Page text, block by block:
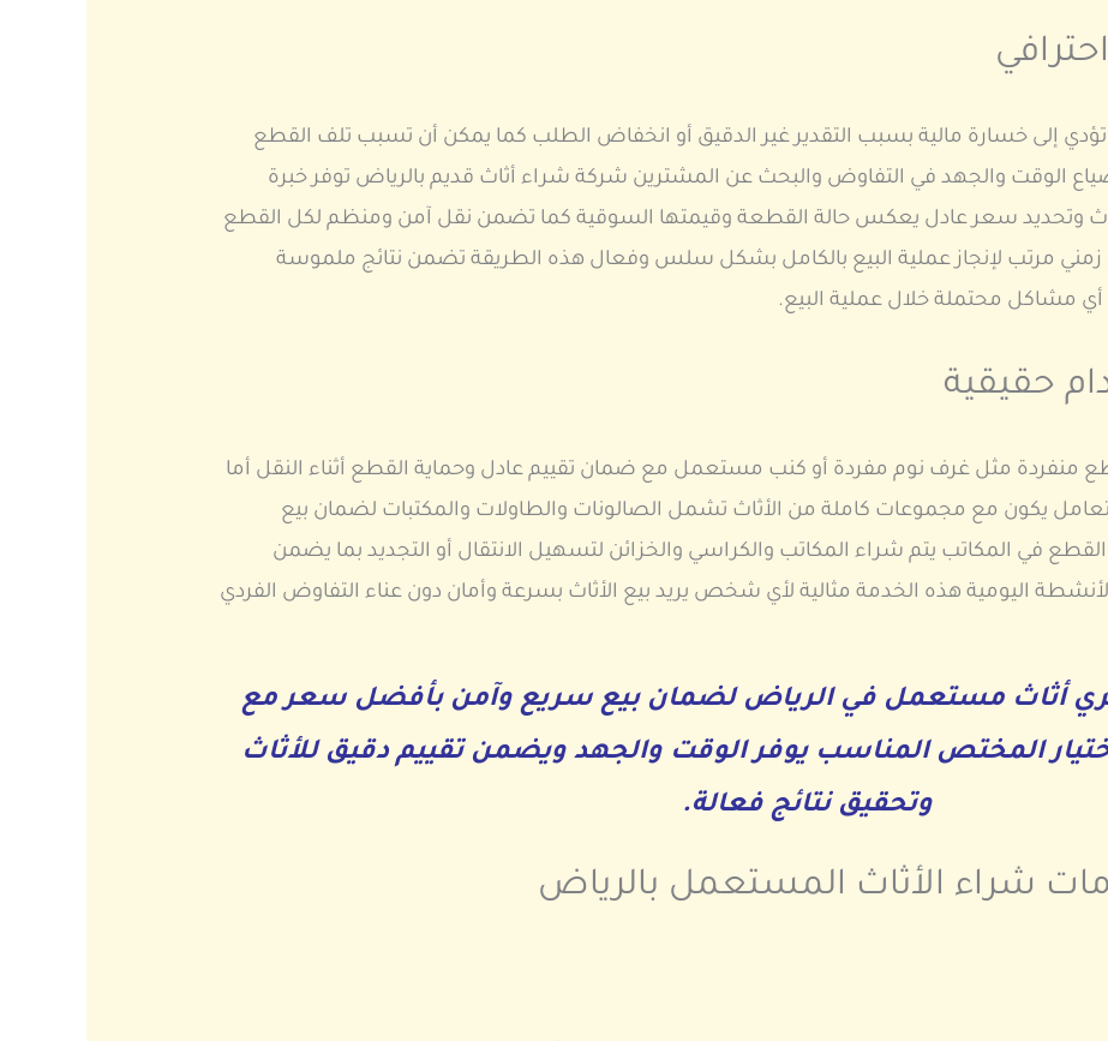
ما تؤدي إلى خسارة مالية بسبب التقدير غير الدقيق أو انخفاض الطلب كما يمكن أن تسبب تلف القطع
ضياع الوقت والجهد في التفاوض والبحث عن المشترين شركة شراء أثاث قديم بالرياض توفر خبرة
وتحديد سعر عادل يعكس حالة القطعة وقيمتها السوقية كما تضمن نقل آمن ومنظم لكل القطع
مرتب لإنجاز عملية البيع بالكامل بشكل سلس وفعال هذه الطريقة تضمن نتائج ملموسة
مشاكل محتملة خلال عملية البيع.
حقيقية
منفردة مثل غرف نوم مفردة أو كنب مستعمل مع ضمان تقييم عادل وحماية القطع أثناء النقل أما
يكون مع مجموعات كاملة من الأثاث تشمل الصالونات والطاولات والمكتبات لضمان بيع
في المكاتب يتم شراء المكاتب والكراسي والخزائن لتسهيل الانتقال أو التجديد بما يضمن
اليومية هذه الخدمة مثالية لأي شخص يريد بيع الأثاث بسرعة وأمان دون عناء التفاوض الفردي
أثاث مستعمل في الرياض لضمان بيع سريع وآمن بأفضل سعر مع
المختص المناسب يوفر الوقت والجهد ويضمن تقييم دقيق للأثاث
وتحقيق نتائج فعالة.
شراء الأثاث المستعمل بالرياض